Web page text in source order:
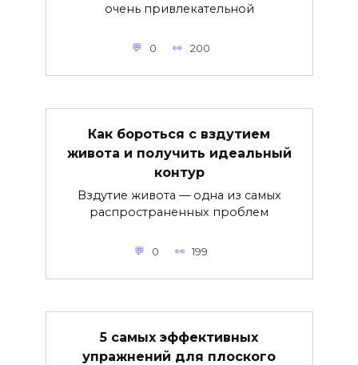
очень привлекательной
0 200
Как бороться с вздутием
живота и получить идеальный
контур
Вздутие живота — одна из самых
распространенных проблем
0 199
5 самых эффективных
упражнений для плоского